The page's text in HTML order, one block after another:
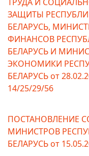
ЗАЩИТЫ
БЕЛАРУСЬ,
ФИНАНСОВ
БЕЛАРУСЬ И
ЭКОНОМИКИ
БЕЛАРУСЬ от
14/25/29/56
ПОСТАНОВЛЕНИЕ
МИНИСТРОВ
БЕЛАРУСЬ от